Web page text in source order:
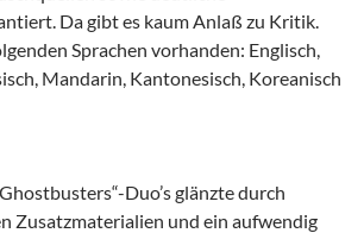
Da gibt es kaum Anlaß zu Kritik.
Sprachen vorhanden: Englisch,
Mandarin, Kantonesisch, Koreanisch
Duo’s glänzte durch
Zusatzmaterialien und ein aufwendig